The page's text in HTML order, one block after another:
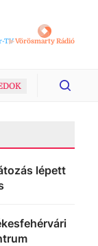
TVVörösmarty Rádió
lépett